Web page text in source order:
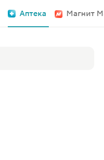
Аптека Магнит